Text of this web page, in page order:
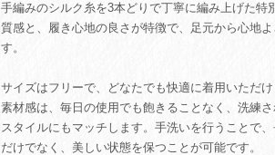
手編みのシルク糸を3本どりで丁寧に編み上げた特
質感と、履き心地の良さが特徴で、足元から心地
す。
サイズはフリーで、どなたでも快適に着用いただ
素材感は、毎日の使用でも飽きることなく、洗練
スタイルにもマッチします。手洗いを行うことで
だけでなく、美しい状態を保つことが可能です。